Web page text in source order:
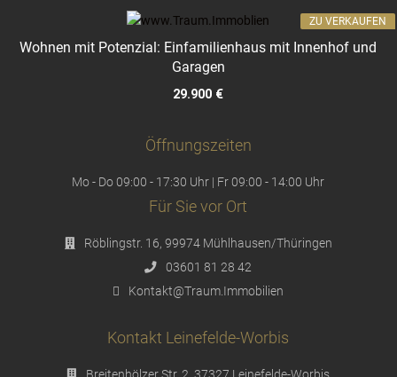
Wohnen mit Potenzial: Einfamilienhaus mit Innenhof und
Garagen
29.900 €
ZU VERKAUFEN
Öffnungszeiten
Mo - Do 09:00 - 17:30 Uhr | Fr 09:00 - 14:00 Uhr
Für Sie vor Ort
Röblingstr. 16, 99974 Mühlhausen/Thüringen
03601 81 28 42
Kontakt@Traum.Immobilien
Kontakt Leinefelde-Worbis